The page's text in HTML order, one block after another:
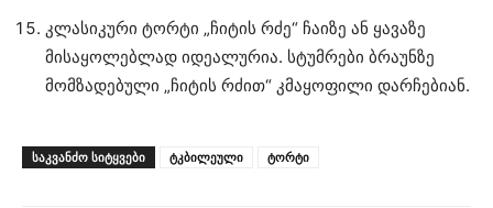
კლასიკური ტორტი „ჩიტის რძე“ ჩაიზე ან ყავაზე
მისაყოლებლად იდეალურია. სტუმრები ბრაუნზე
მომზადებული „ჩიტის რძით“ კმაყოფილი დარჩებიან.
ᲡᲐᲙᲕᲐᲜᲫᲝ ᲡᲘᲢᲧᲕᲔᲑᲘ ტკბილეული ტორტი